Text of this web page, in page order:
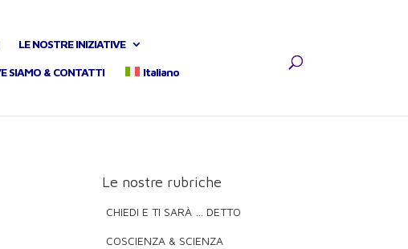
LE NOSTRE INIZIATIVE
SIAMO & CONTATTI Italiano
Le nostre rubriche
CHIEDI E TI SARÀ … DETTO
COSCIENZA & SCIENZA